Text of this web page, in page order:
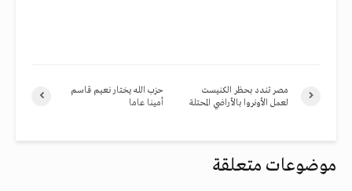
حزب الله يختار نعيم قاسم
أمينا عاما
مصر تندد بحظر الكنيست
لعمل الأونروا بالأراضي المحتلة
موضوعات متعلقة